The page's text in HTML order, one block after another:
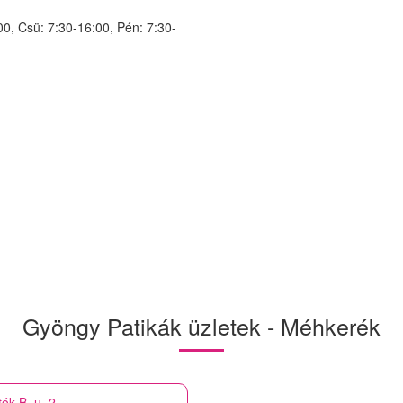
Csü: 7:30-16:00, Pén: 7:30-
Gyöngy Patikák üzletek - Méhkerék